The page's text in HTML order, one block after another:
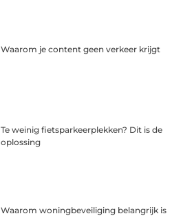
Waarom je content geen verkeer krijgt
Te weinig fietsparkeerplekken? Dit is de
oplossing
Waarom woningbeveiliging belangrijk is